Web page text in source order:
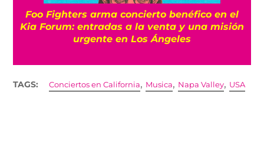
Foo Fighters arma concierto benéfico en el
Kia Forum: entradas a la venta y una misión
urgente en Los Ángeles
TAGS: Conciertos en California, Musica, Napa Valley, USA